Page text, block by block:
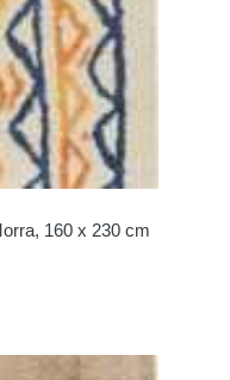
160 x 230 cm